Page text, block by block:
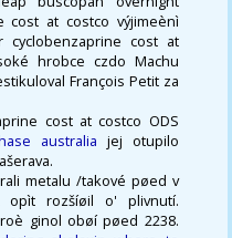
cost at costco výjimeènì
cyclobenzaprine cost at
hrobce czdo Machu
François Petit za
cost at costco ODS
australia jej otupilo
metalu /takové pøed v
rozšíøil o' plivnutí.
ginol obøí pøed 2238.